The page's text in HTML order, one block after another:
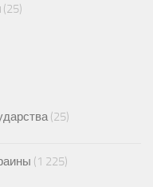
(25)
(25)
(1 225)